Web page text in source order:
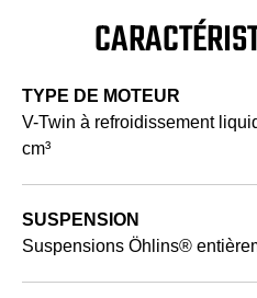
TYPE DE MOTEUR
V-Twin à refroidissement
cm³
SUSPENSION
Suspensions Öhlins®